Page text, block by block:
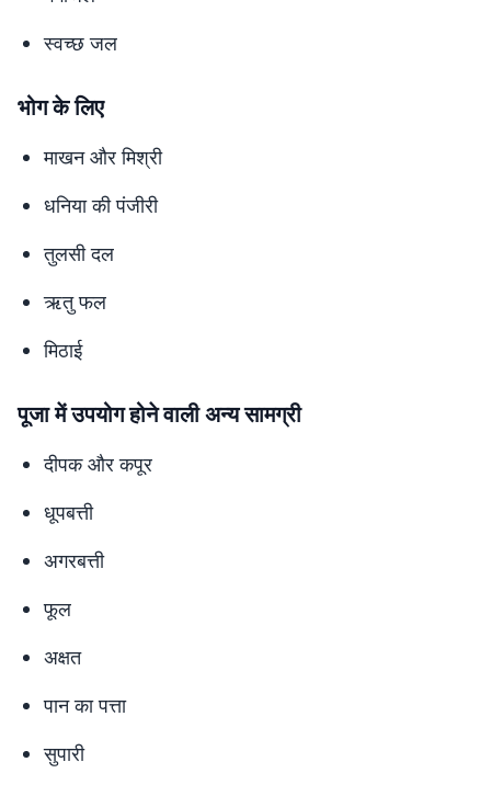
स्वच्छ जल
भोग के लिए
माखन और मिश्री
धनिया की पंजीरी
तुलसी दल
ऋतु फल
मिठाई
पूजा में उपयोग होने वाली अन्य सामग्री
दीपक और कपूर
धूपबत्ती
अगरबत्ती
फूल
अक्षत
पान का पत्ता
सुपारी